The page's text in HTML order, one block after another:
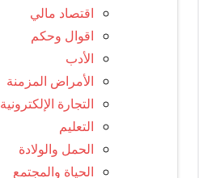
اقتصاد مالي
اقوال وحكم
الأدب
الأمراض المزمنة
التجارة الإلكترونية
التعليم
الحمل والولادة
الحياة والمجتمع